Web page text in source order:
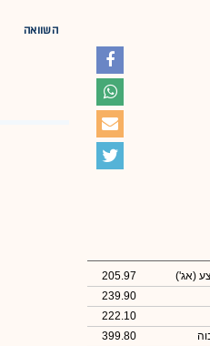
השוואה
(אג')
205.97
239.90
222.10
399.80